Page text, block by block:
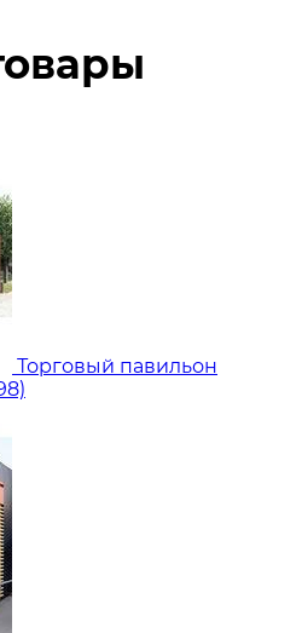
Торговый павильон